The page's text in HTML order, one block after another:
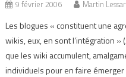
9 février 2006 Martin
Les blogues « constituent une
wikis, eux, en sont l’intégration »
que les wiki accumulent,
individuels pour en faire émerger